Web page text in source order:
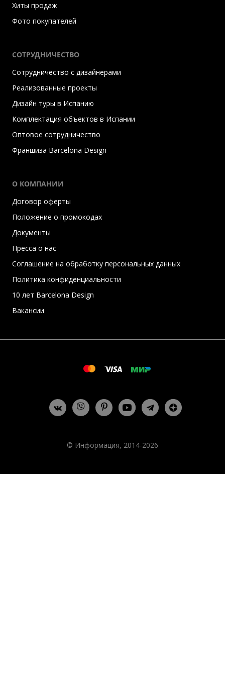
Хиты продаж
Фото покупателей
СОТРУДНИЧЕСТВО
Сотрудничество с дизайнерами
Реализованные проекты
Дизайн туры в Испанию
Комплектация объектов в Испании
Оптовое сотрудничество
Франшиза Barcelona Design
О КОМПАНИИ
Договор оферты
Положение о промокодах
Документы
Пресса о нас
Соглашение на обработку персональных данных
Политика конфиденциальности
10 лет Barcelona Design
Вакансии
© Информация, 2014-2026